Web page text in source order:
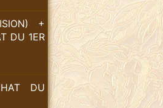
+
DU 1ER
DU